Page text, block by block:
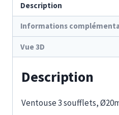
Description
Informations
Vue 3D
Description
Ventouse 3 soufflets,